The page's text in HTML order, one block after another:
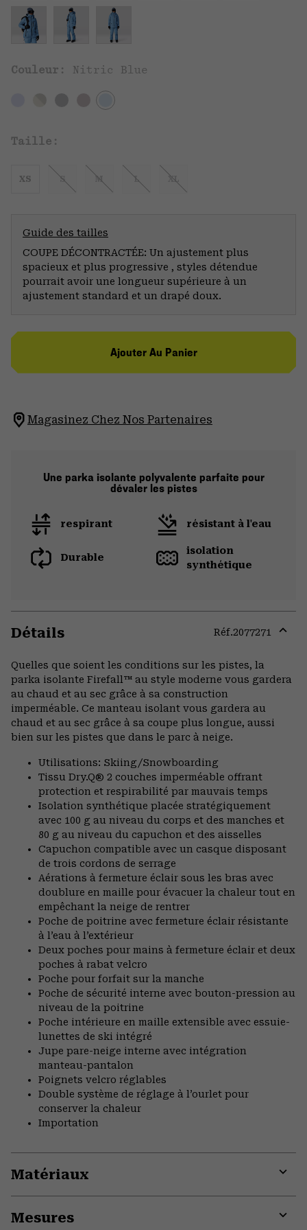
Couleur: Nitric Blue
Taille:
XS S M L XL
Guide des tailles
COUPE DÉCONTRACTÉE: Un ajustement plus
spacieux et plus progressive , styles détendue
pourrait avoir une longueur supérieure à un
ajustement standard et un drapé doux.
Ajouter Au Panier
Magasinez Chez Nos Partenaires
Une parka isolante polyvalente parfaite pour
dévaler les pistes
respirant résistant à l'eau
Durable
isolation
synthétique
Détails Réf.2077271
Quelles que soient les conditions sur les pistes, la
parka isolante Firefall™ au style moderne vous gardera
au chaud et au sec grâce à sa construction
imperméable. Ce manteau isolant vous gardera au
chaud et au sec grâce à sa coupe plus longue, aussi
bien sur les pistes que dans le parc à neige.
Utilisations: Skiing/Snowboarding
Tissu Dry.Q® 2 couches imperméable offrant
protection et respirabilité par mauvais temps
Isolation synthétique placée stratégiquement
avec 100 g au niveau du corps et des manches et
80 g au niveau du capuchon et des aisselles
Capuchon compatible avec un casque disposant
de trois cordons de serrage
Aérations à fermeture éclair sous les bras avec
doublure en maille pour évacuer la chaleur tout en
empêchant la neige de rentrer
Poche de poitrine avec fermeture éclair résistante
à l’eau à l’extérieur
Deux poches pour mains à fermeture éclair et deux
poches à rabat velcro
Poche pour forfait sur la manche
Poche de sécurité interne avec bouton-pression au
niveau de la poitrine
Poche intérieure en maille extensible avec essuie-
lunettes de ski intégré
Jupe pare-neige interne avec intégration
manteau-pantalon
Poignets velcro réglables
Double système de réglage à l’ourlet pour
conserver la chaleur
Importation
Matériaux
Mesures